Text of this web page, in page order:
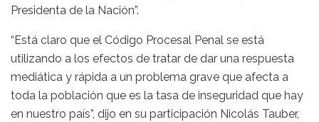
Presidenta de la Nación”.
“Está claro que el Código Procesal Penal se está
utilizando a los efectos de tratar de dar una respuesta
mediática y rápida a un problema grave que afecta a
toda la población que es la tasa de inseguridad que hay
en nuestro país”, dijo en su participación Nicolás Tauber,